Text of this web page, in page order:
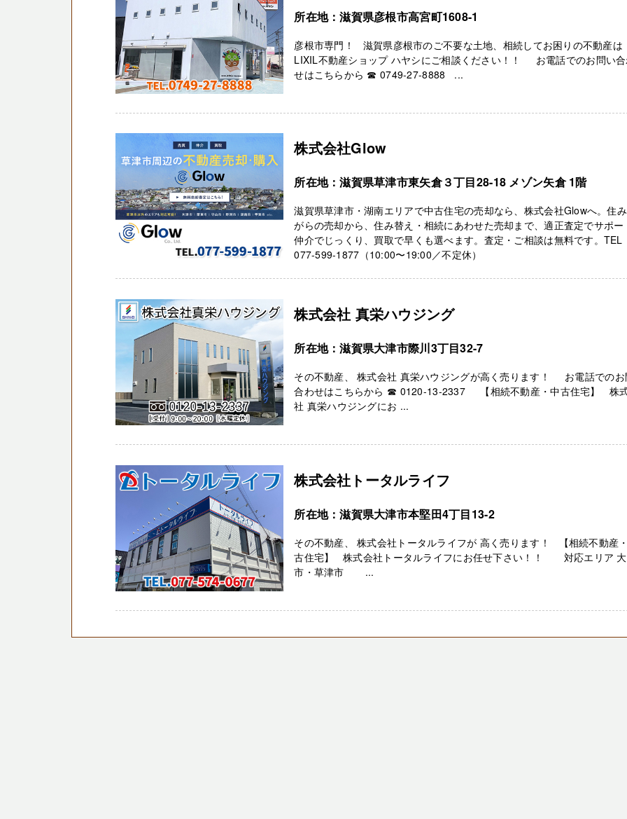
所在地：滋賀県彦根市高宮町1608-1
彦根市専門！ 滋賀県彦根市のご不要な土地、相続してお困りの不動産は
LIXIL不動産ショップ ハヤシにご相談ください！！ お電話でのお問い
せはこちらから ☎ 0749-27-8888 ...
株式会社Glow
所在地：滋賀県草津市東矢倉３丁目28-18 メゾン矢倉 1階
滋賀県草津市・湖南エリアで中古住宅の売却なら、株式会社Glowへ。住
がらの売却から、住み替え・相続にあわせた売却まで、適正査定でサポー
仲介でじっくり、買取で早くも選べます。査定・ご相談は無料です。TEL
077-599-1877（10:00〜19:00／不定休）
株式会社 真栄ハウジング
所在地：滋賀県大津市際川3丁目32-7
その不動産、 株式会社 真栄ハウジングが高く売ります！ お電話でのお
合わせはこちらから ☎ 0120-13-2337 【相続不動産・中古住宅】 株
社 真栄ハウジングにお ...
株式会社トータルライフ
所在地：滋賀県大津市本堅田4丁目13-2
その不動産、 株式会社トータルライフが 高く売ります！ 【相続不動産
古住宅】 株式会社トータルライフにお任せ下さい！！ 対応エリア
市・草津市 ...